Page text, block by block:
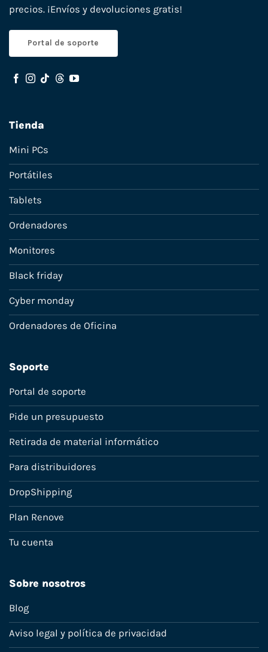
precios. ¡Envíos y devoluciones gratis!
Portal de soporte
Tienda
Mini PCs
Portátiles
Tablets
Ordenadores
Monitores
Black friday
Cyber monday
Ordenadores de Oficina
Soporte
Portal de soporte
Pide un presupuesto
Retirada de material informático
Para distribuidores
DropShipping
Plan Renove
Tu cuenta
Sobre nosotros
Blog
Aviso legal y política de privacidad